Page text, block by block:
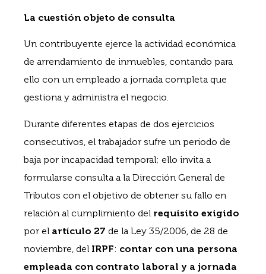
La cuestión objeto de consulta
Un contribuyente ejerce la actividad económica
de arrendamiento de inmuebles, contando para
ello con un empleado a jornada completa que
gestiona y administra el negocio.
Durante diferentes etapas de dos ejercicios
consecutivos, el trabajador sufre un periodo de
baja por incapacidad temporal; ello invita a
formularse consulta a la Dirección General de
Tributos con el objetivo de obtener su fallo en
relación al cumplimiento del requisito exigido
por el artículo 27 de la Ley 35/2006, de 28 de
noviembre, del IRPF: contar con una persona
empleada con contrato laboral y a jornada